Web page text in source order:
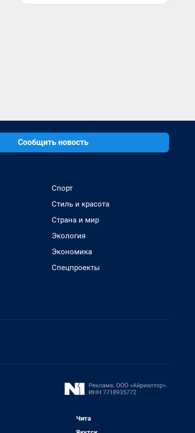
Сообщить новость
Спорт
Стиль и красота
Страна и мир
Экология
Экономика
Спецпроекты
Чита